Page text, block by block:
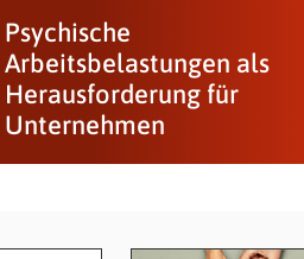
Psychische
Arbeitsbelastungen als
Herausforderung für
Unternehmen